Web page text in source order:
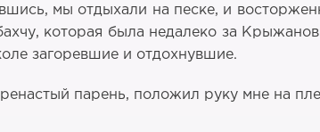
мы отдыхали на песке, и
которая была недалеко за
загоревшие и отдохнувшие.
парень, положил руку мне на